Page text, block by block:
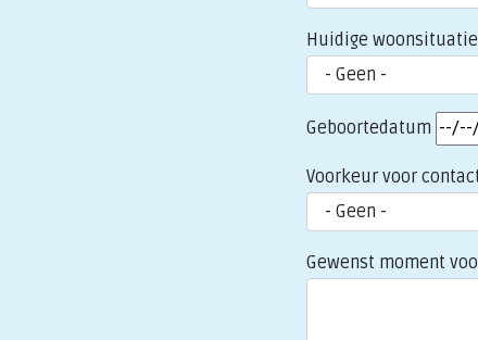
Huidige woonsituatie
Geboortedatum
Voorkeur voor
Gewenst moment